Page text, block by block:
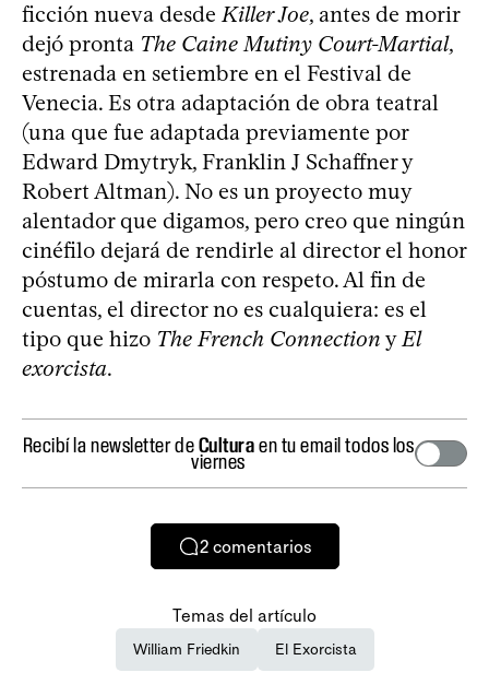
ficción nueva desdeKiller Joe, antes de morir
dejó pronta The Caine Mutiny Court-Martial,
estrenada en setiembre en el Festival de
Venecia. Es otra adaptación de obra teatral
(una que fue adaptada previamente por
Edward Dmytryk, Franklin J Schaffner y
Robert Altman). No es un proyecto muy
alentador que digamos, pero creo que ningún
cinéfilo dejará de rendirle al director el honor
póstumo de mirarla con respeto. Al fin de
cuentas, el director no es cualquiera: es el
tipo que hizo The French Connection yEl
exorcista.
Recibí la newsletter deCulturaen tu email todos los
viernes
2 comentarios
Temas del artículo
William Friedkin El Exorcista